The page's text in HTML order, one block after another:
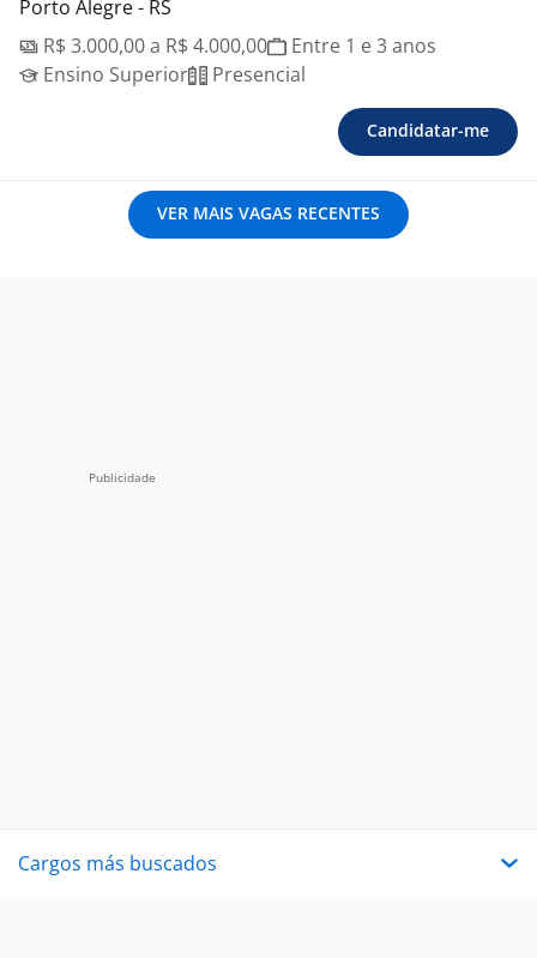
Porto Alegre - RS
R$ 3.000,00 a R$ 4.000,00
Entre 1 e 3 anos
Ensino Superior
Presencial
Candidatar-me
VER MAIS VAGAS RECENTES
Cargos más buscados